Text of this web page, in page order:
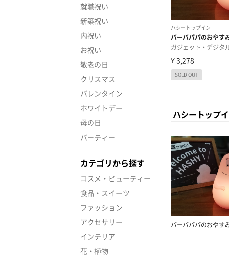
就職祝い
新築祝い
内祝い
お祝い
敬老の日
クリスマス
バレンタイン
ホワイトデー
母の日
パーティー
カテゴリから探す
コスメ・ビューティー
食品・スイーツ
ファッション
アクセサリー
インテリア
花・植物
ハシートップ
バーバパパのおやす